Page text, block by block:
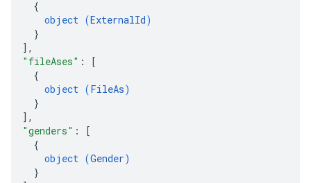
{
object (ExternalId)
}
] ,
"fileAses" :
[
{
object (FileAs)
}
] ,
"genders" :
[
{
object (Gender)
}